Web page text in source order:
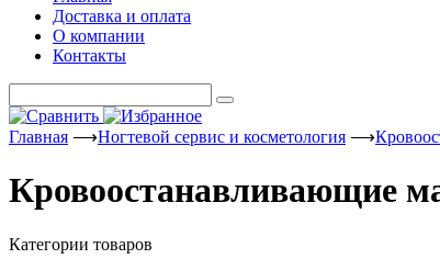
Доставка и оплата
О компании
Контакты
Главная ⟶Ногтевой сервис и косметология ⟶
Кровоостанавливающие
Категории товаров